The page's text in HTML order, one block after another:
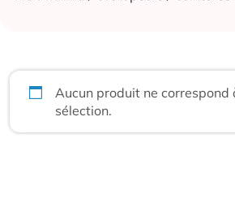
Aucun produit ne correspond
sélection.